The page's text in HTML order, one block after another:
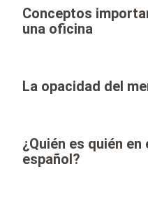
Conceptos
una oficina
La opacidad del
¿Quién es quién
español?